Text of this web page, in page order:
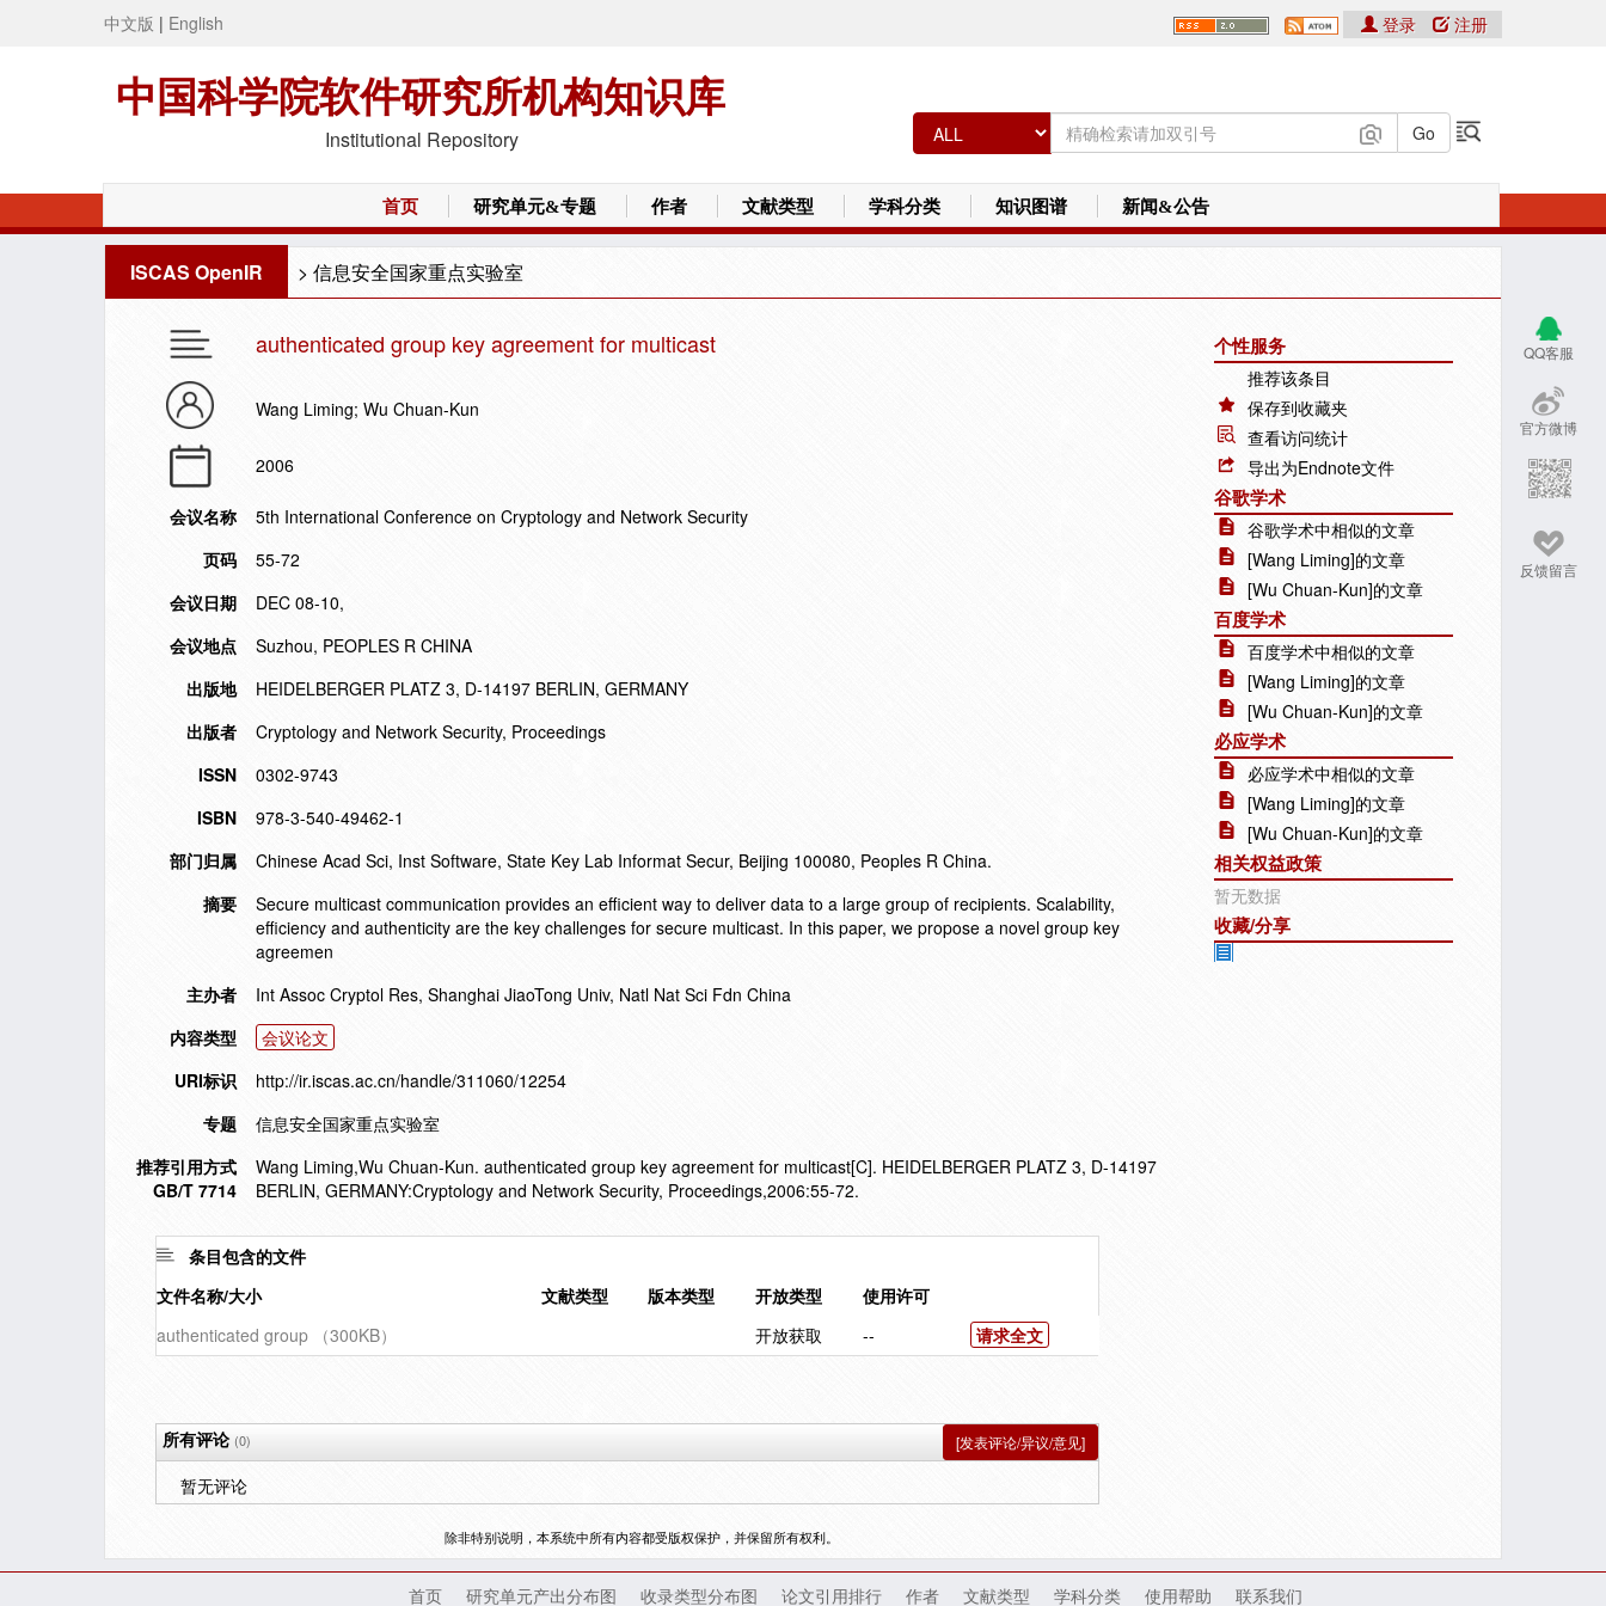
中文版 | English
中国科学院软件研究所机构知识库
Institutional Repository
登录 注册
首页 研究单元&专题 作者 文献类型 学科分类 知识图谱 新闻&公告
ISCAS OpenIR > 信息安全国家重点实验室
QQ客服
官方微博
反馈留言
authenticated group key agreement for multicast
Wang Liming; Wu Chuan-Kun
2006
会议名称
5th International Conference on Cryptology and Network Security
页码
55-72
会议日期
DEC 08-10,
会议地点
Suzhou, PEOPLES R CHINA
出版地
HEIDELBERGER PLATZ 3, D-14197 BERLIN, GERMANY
出版者
Cryptology and Network Security, Proceedings
ISSN
0302-9743
ISBN
978-3-540-49462-1
部门归属
Chinese Acad Sci, Inst Software, State Key Lab Informat Secur, Beijing 100080, Peoples R China.
摘要
Secure multicast communication provides an efficient way to deliver data to a large group of recipients. Scalability,
efficiency and authenticity are the key challenges for secure multicast. In this paper, we propose a novel group key
agreemen
主办者
Int Assoc Cryptol Res, Shanghai JiaoTong Univ, Natl Nat Sci Fdn China
内容类型
会议论文
URI标识
http://ir.iscas.ac.cn/handle/311060/12254
专题
信息安全国家重点实验室
推荐引用方式
GB/T 7714
Wang Liming,Wu Chuan-Kun. authenticated group key agreement for multicast[C]. HEIDELBERGER PLATZ 3, D-14197
BERLIN, GERMANY:Cryptology and Network Security, Proceedings,2006:55-72.
条目包含的文件
文件名称/大小
文献类型 版本类型 开放类型
使用许可
authenticated group （300KB）
开放获取 -- 请求全文
个性服务
推荐该条目
保存到收藏夹
查看访问统计
导出为Endnote文件
谷歌学术
谷歌学术中相似的文章
[Wang Liming]的文章
[Wu Chuan-Kun]的文章
百度学术
百度学术中相似的文章
[Wang Liming]的文章
[Wu Chuan-Kun]的文章
必应学术
必应学术中相似的文章
[Wang Liming]的文章
[Wu Chuan-Kun]的文章
相关权益政策
暂无数据
收藏/分享
所有评论(0) [发表评论/异议/意见]
暂无评论
除非特别说明，本系统中所有内容都受版权保护，并保留所有权利。
首页 研究单元产出分布图 收录类型分布图 论文引用排行 作者 文献类型 学科分类 使用帮助 联系我们